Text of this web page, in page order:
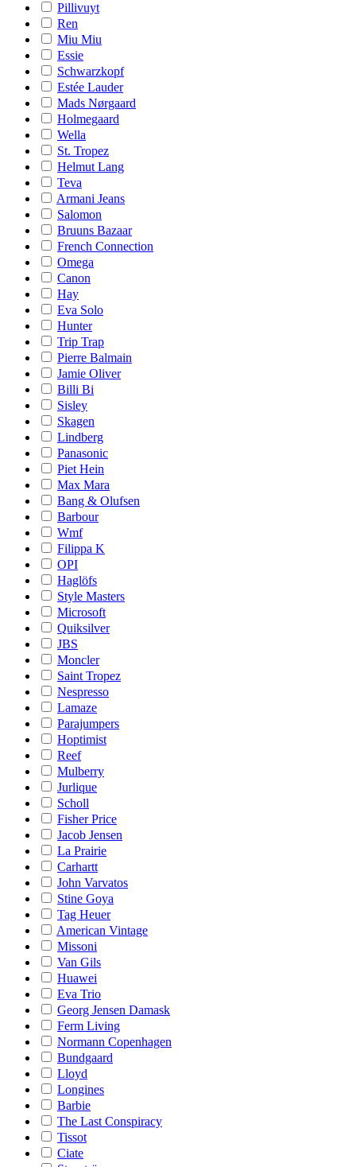
Pillivuyt
Ren
Miu Miu
Essie
Schwarzkopf
Estée Lauder
Mads Nørgaard
Holmegaard
Wella
St. Tropez
Helmut Lang
Teva
Armani Jeans
Salomon
Bruuns Bazaar
French Connection
Omega
Canon
Hay
Eva Solo
Hunter
Trip Trap
Pierre Balmain
Jamie Oliver
Billi Bi
Sisley
Skagen
Lindberg
Panasonic
Piet Hein
Max Mara
Bang & Olufsen
Barbour
Wmf
Filippa K
OPI
Haglöfs
Style Masters
Microsoft
Quiksilver
JBS
Moncler
Saint Tropez
Nespresso
Lamaze
Parajumpers
Hoptimist
Reef
Mulberry
Jurlique
Scholl
Fisher Price
Jacob Jensen
La Prairie
Carhartt
John Varvatos
Stine Goya
Tag Heuer
American Vintage
Missoni
Van Gils
Huawei
Eva Trio
Georg Jensen Damask
Ferm Living
Normann Copenhagen
Bundgaard
Lloyd
Longines
Barbie
The Last Conspiracy
Tissot
Ciate